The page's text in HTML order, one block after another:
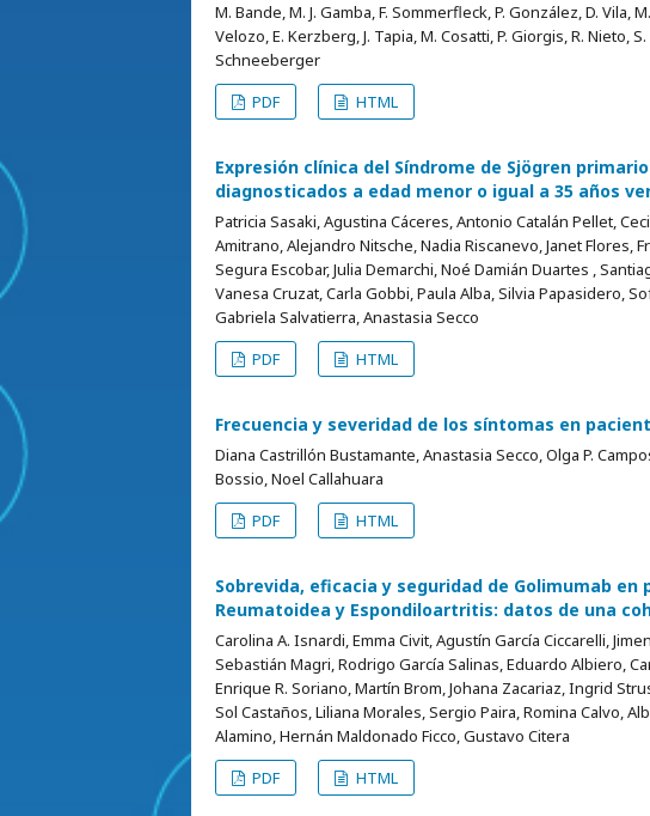
M. Bande, M. J. Gamba, F. Sommerfleck, P. González, D. Vila,
Velozo, E. Kerzberg, J. Tapia, M. Cosatti, P. Giorgis, R. Nieto, S.
Schneeberger
PDF HTML
Expresión clínica del Síndrome de Sjögren
diagnosticados a edad menor o igual a 35 años
Patricia Sasaki, Agustina Cáceres, Antonio Catalán Pellet,
Amitrano, Alejandro Nitsche, Nadia Riscanevo, Janet Flores,
Segura Escobar, Julia Demarchi, Noé Damián Duartes ,
Vanesa Cruzat, Carla Gobbi, Paula Alba, Silvia Papasidero,
Gabriela Salvatierra, Anastasia Secco
PDF HTML
Frecuencia y severidad de los síntomas en
Diana Castrillón Bustamante, Anastasia Secco, Olga P.
Bossio, Noel Callahuara
PDF HTML
Sobrevida, eficacia y seguridad de Golimumab
Reumatoidea y Espondiloartritis: datos de una
Carolina A. Isnardi, Emma Civit, Agustín García Ciccarelli,
Sebastián Magri, Rodrigo García Salinas, Eduardo Albiero,
Enrique R. Soriano, Martín Brom, Johana Zacariaz, Ingrid
Sol Castaños, Liliana Morales, Sergio Paira, Romina Calvo,
Alamino, Hernán Maldonado Ficco, Gustavo Citera
PDF HTML